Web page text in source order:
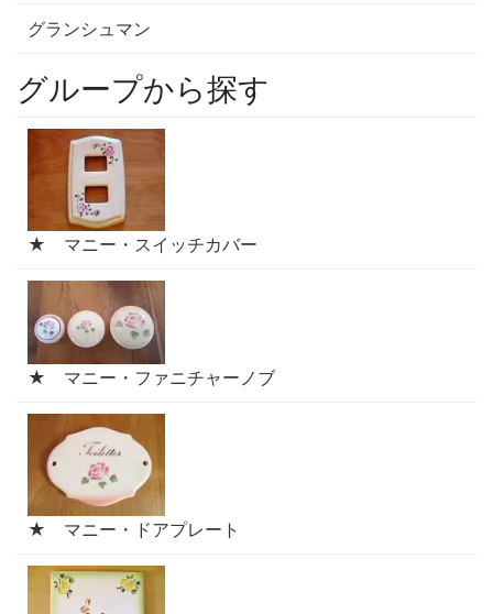
グランシュマン
グループから探す
★ マニー・スイッチカバー
★ マニー・ファニチャーノブ
★ マニー・ドアプレート